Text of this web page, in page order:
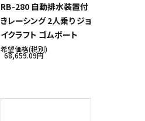
RB-280 自動排水装置付
きレーシング 2人乗り ジョ
イクラフト ゴムボート
希望価格(税別)
68,659.09円